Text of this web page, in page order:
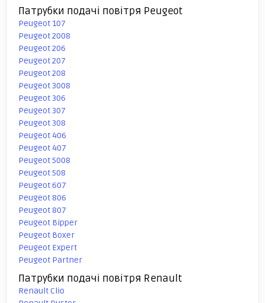
Патрубки подачі повітря Peugeot
Peugeot 107
Peugeot 2008
Peugeot 206
Peugeot 207
Peugeot 208
Peugeot 3008
Peugeot 306
Peugeot 307
Peugeot 308
Peugeot 406
Peugeot 407
Peugeot 5008
Peugeot 508
Peugeot 607
Peugeot 806
Peugeot 807
Peugeot Bipper
Peugeot Boxer
Peugeot Expert
Peugeot Partner
Патрубки подачі повітря Renault
Renault Clio